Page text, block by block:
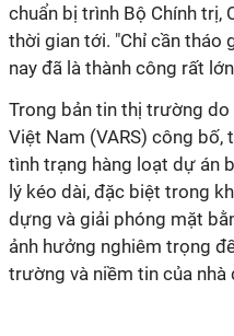
chuẩn bị trình Bộ Chính trị,
thời gian tới. "Chỉ cần tháo
nay đã là thành công rất
Trong bản tin thị trường
Việt Nam (VARS) công bố,
tình trạng hàng loạt dự án
lý kéo dài, đặc biệt trong
dựng và giải phóng mặt
ảnh hưởng nghiêm trọng
trường và niềm tin của nhà